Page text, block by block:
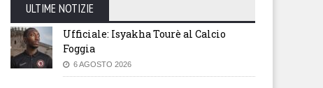
ULTIME NOTIZIE
Ufficiale: Isyakha Tourè al Calcio
Foggia
6 AGOSTO 2026